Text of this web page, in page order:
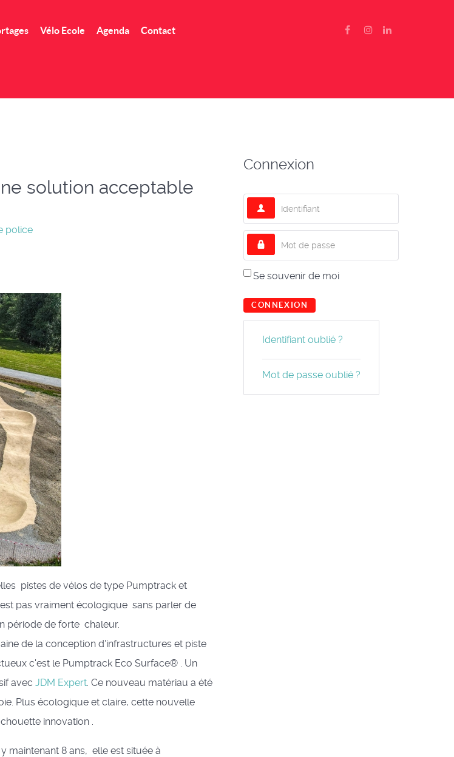
Vélo Ecole Agenda Contact
solution acceptable
police
pistes de vélos de type Pumptrack et
pas vraiment écologique sans parler de
période de forte chaleur.
de la conception d'infrastructures et piste
c'est le Pumptrack Eco Surface® . Un
avec JDM Expert. Ce nouveau matériau a été
Plus écologique et claire, cette nouvelle
innovation .
maintenant 8 ans, elle est située à
Connexion
Identifiant
Se souvenir de moi
CONNEXION
Identifiant oublié ?
Mot de passe oublié ?